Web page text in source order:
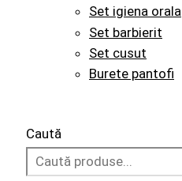
Set igiena orala
Set barbierit
Set cusut
Burete pantofi
Caută